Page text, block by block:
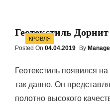
Categories
КРОВЛЯ
Геотекстиль Дорнит
Posted On Posted
04.04.2019 By
Геотекстиль появился
так давно. Он
полотно высокого